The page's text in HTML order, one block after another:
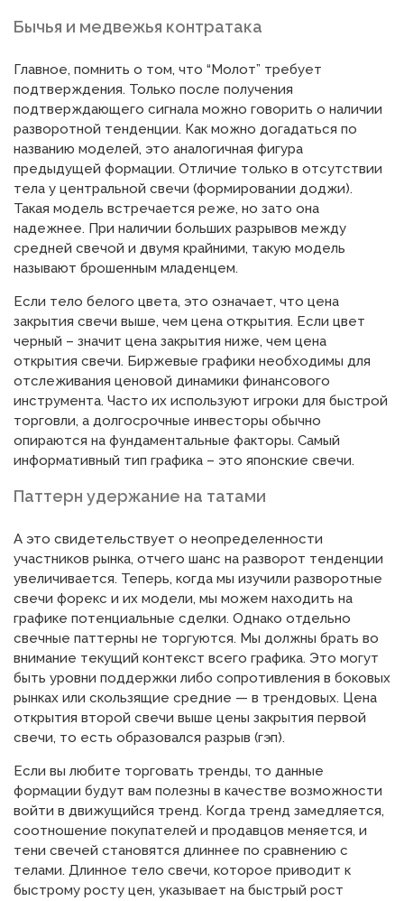
Бычья и медвежья контратака
Главное, помнить о том, что “Молот” требует
подтверждения. Только после получения
подтверждающего сигнала можно говорить о наличии
разворотной тенденции. Как можно догадаться по
названию моделей, это аналогичная фигура
предыдущей формации. Отличие только в отсутствии
тела у центральной свечи (формировании доджи).
Такая модель встречается реже, но зато она
надежнее. При наличии больших разрывов между
средней свечой и двумя крайними, такую модель
называют брошенным младенцем.
Если тело белого цвета, это означает, что цена
закрытия свечи выше, чем цена открытия. Если цвет
черный – значит цена закрытия ниже, чем цена
открытия свечи. Биржевые графики необходимы для
отслеживания ценовой динамики финансового
инструмента. Часто их используют игроки для быстрой
торговли, а долгосрочные инвесторы обычно
опираются на фундаментальные факторы. Самый
информативный тип графика – это японские свечи.
Паттерн удержание на татами
А это свидетельствует о неопределенности
участников рынка, отчего шанс на разворот тенденции
увеличивается. Теперь, когда мы изучили разворотные
свечи форекс и их модели, мы можем находить на
графике потенциальные сделки. Однако отдельно
свечные паттерны не торгуются. Мы должны брать во
внимание текущий контекст всего графика. Это могут
быть уровни поддержки либо сопротивления в боковых
рынках или скользящие средние — в трендовых. Цена
открытия второй свечи выше цены закрытия первой
свечи, то есть образовался разрыв (гэп).
Если вы любите торговать тренды, то данные
формации будут вам полезны в качестве возможности
войти в движущийся тренд. Когда тренд замедляется,
соотношение покупателей и продавцов меняется, и
тени свечей становятся длиннее по сравнению с
телами. Длинное тело свечи, которое приводит к
быстрому росту цен, указывает на быстрый рост